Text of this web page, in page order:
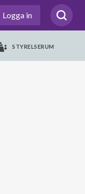
Logga in
STYRELSERUM